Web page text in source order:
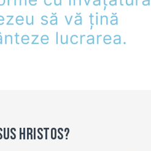
Hristos?